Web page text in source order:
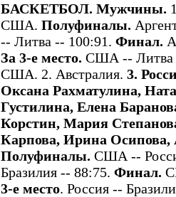
БАСКЕТБОЛ. Мужчины.
США. Полуфиналы.
-- Литва -- 100:91. Финал.
За 3-е место. США -- Литва
США. 2. Австралия. 3.
Оксана Рахматулина,
Густилина, Елена
Корстин, Мария
Карпова, Ирина Осипова,
Полуфиналы. США --
Бразилия -- 88:75. Финал.
3-е место. Россия --